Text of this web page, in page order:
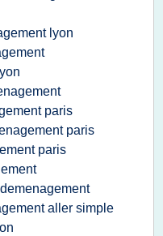
lyon
paris
paris
paris
aller simple